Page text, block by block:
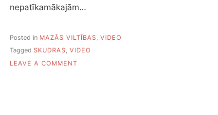
nepatīkamākajām…
Posted in MAZĀS VILTĪBAS VIDEO
Tagged SKUDRAS, VIDEO
LEAVE A COMMENT